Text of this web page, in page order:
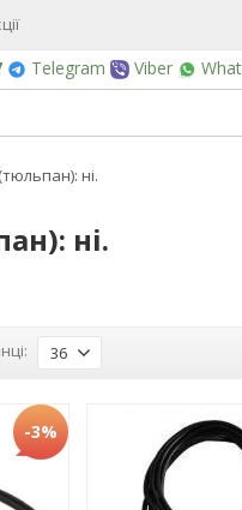
Telegram Viber
ні.
ні.
36
-3%